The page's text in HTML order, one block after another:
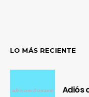
LO MÁS RECIENTE
Adiós